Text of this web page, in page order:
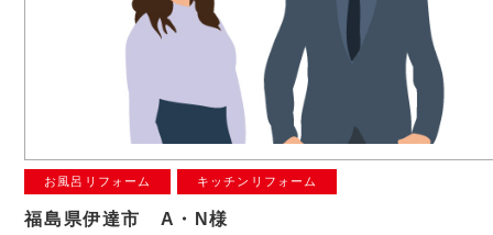
お風呂リフォーム キッチンリフォーム
福島県伊達市 A・N様